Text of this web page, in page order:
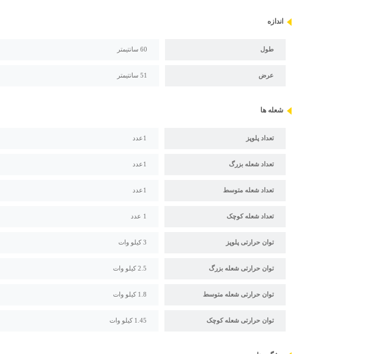
اندازه
طول 60 سانتیمتر
عرض 51 سانتیمتر
شعله ها
تعداد پلوپز 1عدد
تعداد شعله بزرگ 1عدد
تعداد شعله متوسط 1عدد
تعداد شعله کوچک 1 عدد
توان حرارتی پلوپز 3 کیلو وات
توان حرارتی شعله بزرگ 2.5 کیلو وات
توان حرارتی شعله متوسط 1.8 کیلو وات
توان حرارتی شعله کوچک 1.45 کیلو وات